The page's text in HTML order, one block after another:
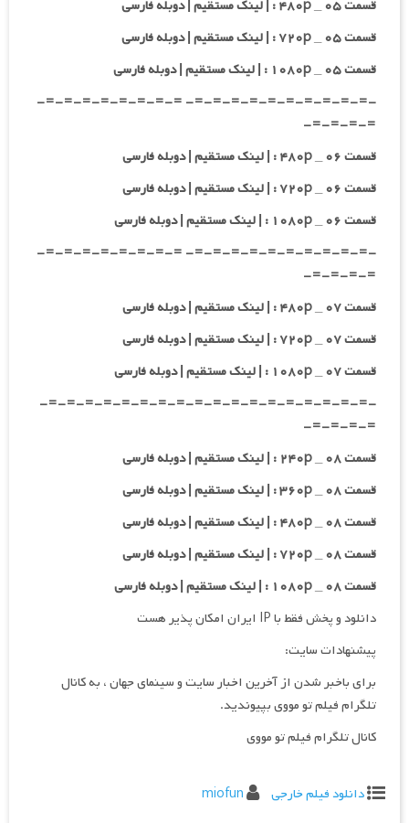
قسمت ۰۵ _ ۴۸۰p : | لینک مستقیم | دوبله فارسی
قسمت ۰۵ _ ۷۲۰p : | لینک مستقیم | دوبله فارسی
قسمت ۰۵ _ ۱۰۸۰p : | لینک مستقیم | دوبله فارسی
-=-=-=-=-=-=-=-=-=-=- =-=-=-=-=-=-=-=-
=-=-=-=-
قسمت ۰۶ _ ۴۸۰p : | لینک مستقیم | دوبله فارسی
قسمت ۰۶ _ ۷۲۰p : | لینک مستقیم | دوبله فارسی
قسمت ۰۶ _ ۱۰۸۰p : | لینک مستقیم | دوبله فارسی
-=-=-=-=-=-=-=-=-=-=- =-=-=-=-=-=-=-=-
=-=-=-=-
قسمت ۰۷ _ ۴۸۰p : | لینک مستقیم | دوبله فارسی
قسمت ۰۷ _ ۷۲۰p : | لینک مستقیم | دوبله فارسی
قسمت ۰۷ _ ۱۰۸۰p : | لینک مستقیم | دوبله فارسی
-=-=-=-=-=-=-=-=-=-=-=-=-=-=-=-=-=-=-
=-=-=-=-
قسمت ۰۸ _ ۲۴۰p : | لینک مستقیم | دوبله فارسی
قسمت ۰۸ _ ۳۶۰p : | لینک مستقیم | دوبله فارسی
قسمت ۰۸ _ ۴۸۰p : | لینک مستقیم | دوبله فارسی
قسمت ۰۸ _ ۷۲۰p : | لینک مستقیم | دوبله فارسی
قسمت ۰۸ _ ۱۰۸۰p : | لینک مستقیم | دوبله فارسی
دانلود و پخش فقط با IP ایران امکان پذیر هست
پیشنهادات سایت:
برای باخبر شدن از آخرین اخبار سایت و سینمای جهان ، به کانال
تلگرام فیلم تو مووی بپیوندید.
کانال تلگرام فیلم تو مووی
دانلود فیلم خارجی
miofun